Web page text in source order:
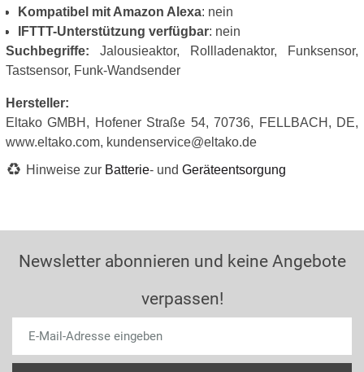
Kompatibel mit Amazon Alexa: nein
IFTTT-Unterstützung verfügbar: nein
Suchbegriffe: Jalousieaktor, Rollladenaktor, Funksensor,
Tastsensor, Funk-Wandsender
Hersteller:
Eltako GMBH, Hofener Straße 54, 70736, FELLBACH, DE,
www.eltako.com, kundenservice@eltako.de
Hinweise zur Batterie- und Geräteentsorgung
Newsletter abonnieren und keine Angebote
verpassen!